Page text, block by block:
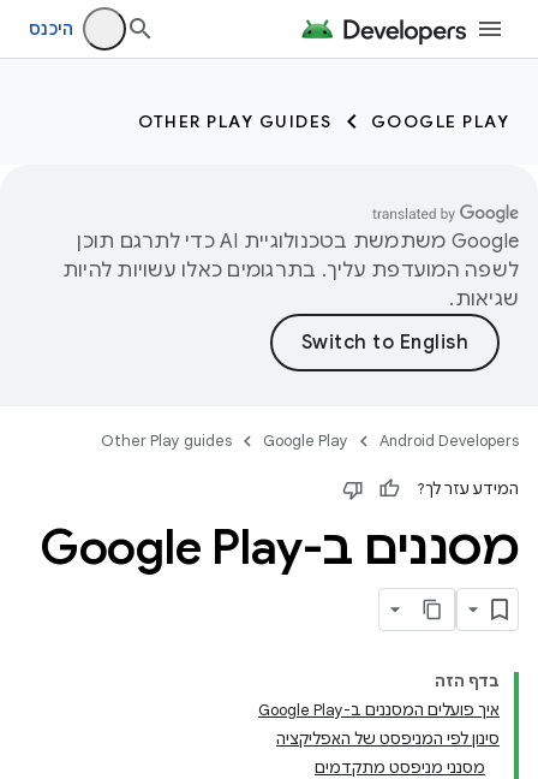
היכנס
GOOGLE PLAY
OTHER PLAY GUIDES
‫Google משתמשת בטכנולוגיית AI כדי לתרגם תוכן
לשפה המועדפת עליך. בתרגומים כאלו עשויות להיות
שגיאות.
Android Developers
Google Play
Other Play guides
המידע עזר לך?
מסננים ב-Google Play
בדף הזה
איך פועלים המסננים ב-Google Play
סינון לפי המניפסט של האפליקציה
מסנני מניפסט מתקדמים